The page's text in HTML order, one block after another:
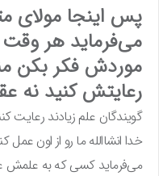
پس اینجا مولای
می‌فرماید هر
موردش فکر بکن
رعایتش کنید نه
گویندگان علم زیادند رعایت
خدا انشاالله ما رو از اون عمل
می‌فرماید کسی که به علمش